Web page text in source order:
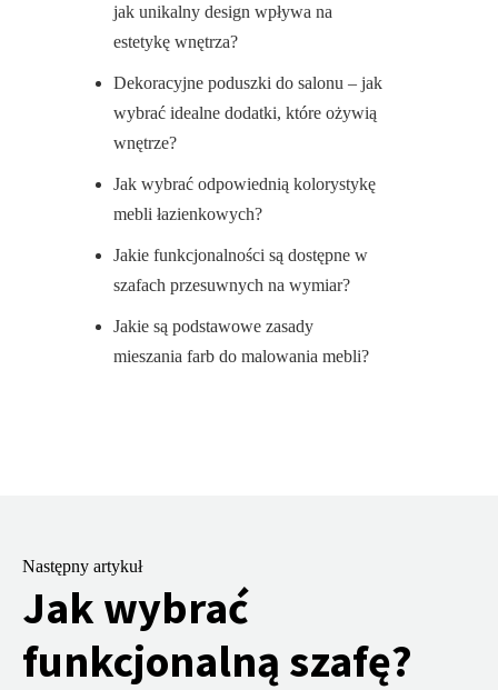
jak unikalny design wpływa na
estetykę wnętrza?
Dekoracyjne poduszki do salonu – jak
wybrać idealne dodatki, które ożywią
wnętrze?
Jak wybrać odpowiednią kolorystykę
mebli łazienkowych?
Jakie funkcjonalności są dostępne w
szafach przesuwnych na wymiar?
Jakie są podstawowe zasady
mieszania farb do malowania mebli?
Następny artykuł
Jak wybrać
funkcjonalną szafę?